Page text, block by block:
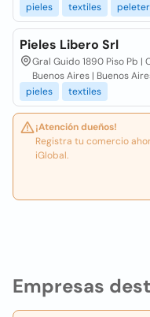
Empresas
pieles
textiles
Pieles Libero Srl
Gral Guido 1890 Piso Pb |
Buenos Aires | Buenos
pieles
textiles
¡Atención dueños!
Registra tu comercio
iGlobal.